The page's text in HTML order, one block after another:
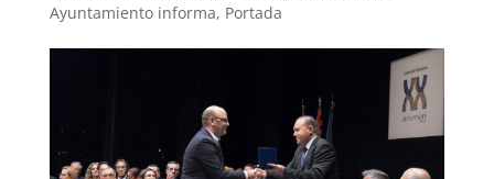
Ayuntamiento informa, Portada